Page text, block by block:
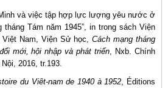
và việc tập hợp lực lượng yêu nước ở
tháng Tám năm 1945”, in trong sách Viện
Việt Nam, Viện Sử học,Cách mạng tháng
mới, hội nhập và phát triển, Nxb. Chính
2016, tr.193.
du Viêt-nam de 1940 à 1952, Éditions